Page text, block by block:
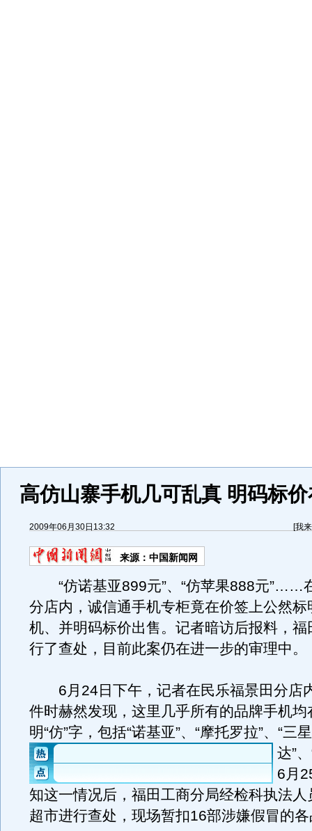
高仿山寨手机几可乱真 明码标
2009年06月30日13:32 [我
来源： 中国新闻网
“仿诺基亚899元”、“仿苹果888元”……
分店内，诚信通手机专柜竟在价签上公然标
机、并明码标价出售。记者暗访后报料，福
行了查处，目前此案仍在进一步的审理中。
6月24日下午，记者在民乐福景田分店
件时赫然发现，这里几乎所有的品牌手机均
明“仿”字，包括“诺基亚”、“摩托罗拉”、“三
达”
6月
知这一情况后，福田工商分局经检科执法人
超市进行查处，现场暂扣16部涉嫌假冒的